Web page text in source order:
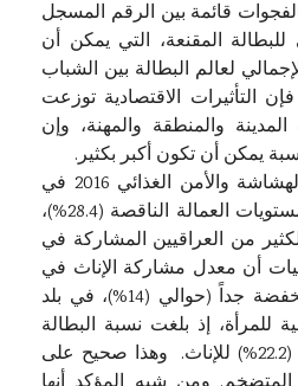
قائمة بين الرقم المسجل
المقنعة، التي يمكن أن
لعالم البطالة بين الشباب
التأثيرات الاقتصادية توزعت
والمنطقة والمهنة، وإن
يمكن أن تكون أكبر بكثير.
لقد أظهرت نتائج مسح الهشاشة والأمن الغذائي 2016 في
العراق ارتفاعاً حاداً في مستويات العمالة الناقصة (28.4%)،
من العراقيين المشاركة في
أن معدل مشاركة الإناث في
النشاطات الاقتصادية منخفضة جداً (حوالي (14%)، في بلد
للمرأة، إذ بلغت نسبة البطالة
عند الذكور (8.5%) مقابل (22.2%) للإناث. وهذا صحيح على